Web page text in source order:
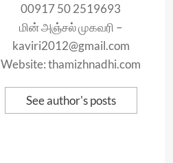
00917 50 2519693
மின் அஞ்சல் முகவரி –
kaviri2012@gmail.com
Website: thamizhnadhi.com
See author's posts